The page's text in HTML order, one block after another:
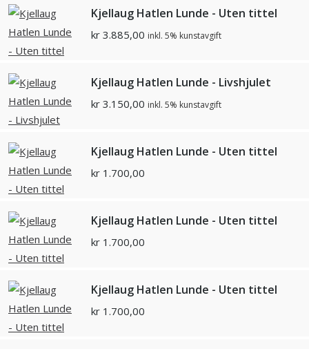
Kjellaug Hatlen Lunde - Uten tittel
kr 3.885,00 inkl. 5% kunstavgift
Kjellaug Hatlen Lunde - Livshjulet
kr 3.150,00 inkl. 5% kunstavgift
Kjellaug Hatlen Lunde - Uten tittel
kr 1.700,00
Kjellaug Hatlen Lunde - Uten tittel
kr 1.700,00
Kjellaug Hatlen Lunde - Uten tittel
kr 1.700,00